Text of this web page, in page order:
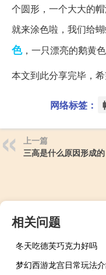
个圆形，一个大大的
就来涂色啦，我们给
色，一只漂亮的鹅黄
本文到此分享完毕，希
网络标签：
上一篇
三高是什么原因形成的
相关问题
冬天吃德芙巧克力好吗
梦幻西游龙宫日常玩法